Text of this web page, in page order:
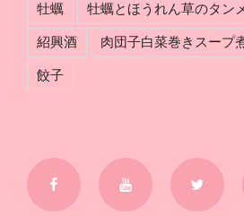
牡蠣 牡蠣とほうれん草のタン
紹興酒 肉団子白菜巻きスープ
餃子
Facebook YouTube Twitter